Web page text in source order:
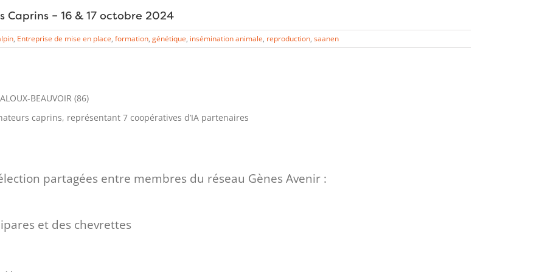
– 16 & 17 octobre 2024
, Entreprise de mise en place, formation, génétique, insémination animale, reproduction, saanen
BEAUVOIR (86)
caprins, représentant 7 coopératives d’IA partenaires
partagées entre membres du réseau Gènes Avenir :
et des chevrettes